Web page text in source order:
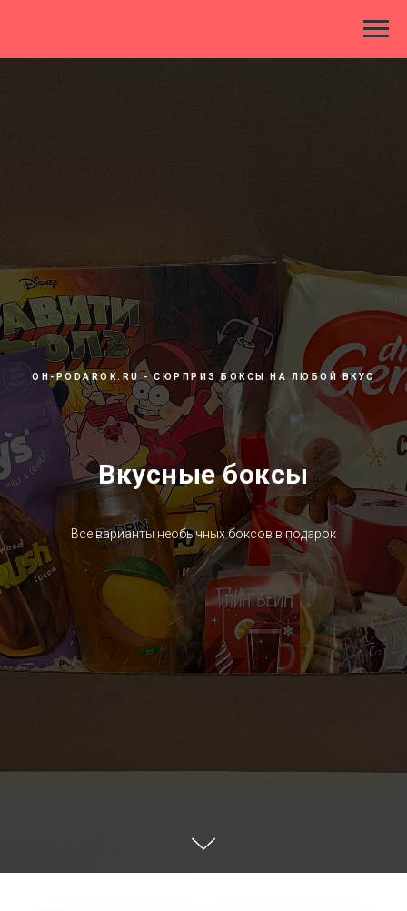
OH-PODAROK.RU - СЮРПРИЗ БОКСЫ НА ЛЮБОЙ ВКУС
Вкусные боксы
Все варианты необычных боксов в подарок